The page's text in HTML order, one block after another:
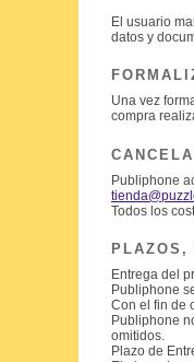
El usuario
datos y
Una vez
compra
Publiphone
Todos los
PLAZOS,
Entrega del
Publiphone
Con el fin de
Publiphone
omitidos.
Plazo de